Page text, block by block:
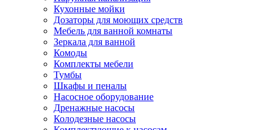
Кухонные мойки
Дозаторы для моющих средств
Мебель для ванной комнаты
Зеркала для ванной
Комоды
Комплекты мебели
Тумбы
Шкафы и пеналы
Насосное оборудование
Дренажные насосы
Колодезные насосы